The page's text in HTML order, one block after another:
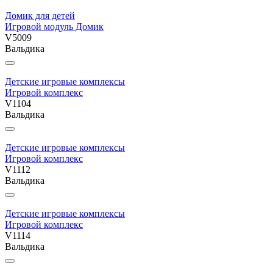
Домик для детей
Игровой модуль Домик
V5009
Вальдика
Детские игровые комплексы
Игровой комплекс
V1104
Вальдика
Детские игровые комплексы
Игровой комплекс
V1112
Вальдика
Детские игровые комплексы
Игровой комплекс
V1114
Вальдика